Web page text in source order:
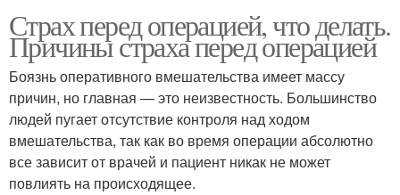
Страх перед операцией, что делать.
Причины страха перед операцией
Боязнь оперативного вмешательства имеет массу
причин, но главная — это неизвестность. Большинство
людей пугает отсутствие контроля над ходом
вмешательства, так как во время операции абсолютно
все зависит от врачей и пациент никак не может
повлиять на происходящее.